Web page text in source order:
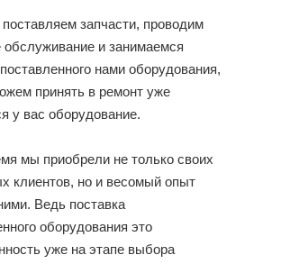
запчасти, проводим
обслуживание и занимаемся
нами оборудования,
принять в ремонт уже
у вас оборудование.
мы приобрели не только своих
клиентов, но и весомый опыт
Ведь поставка
оборудования это
уже на этапе выбора